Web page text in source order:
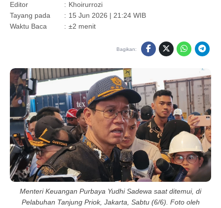
Editor
: Khoirurrozi
Tayang pada
: 15 Jun 2026 | 21:24 WIB
Waktu Baca
: ±2 menit
Bagikan:
Menteri Keuangan Purbaya Yudhi Sadewa saat ditemui, di
Pelabuhan Tanjung Priok, Jakarta, Sabtu (6/6). Foto oleh